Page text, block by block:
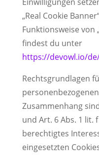
„Real Cookie
Funktionsweise von
findest du unter
https://devowl.io/
Rechtsgrundlagen
Zusammenhang
und Art. 6 Abs. 1 lit.
berechtigtes
eingesetzten